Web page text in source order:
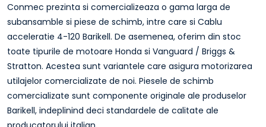
Conmec prezinta si comercializeaza o gama larga de
subansamble si piese de schimb, intre care si Cablu
acceleratie 4-120 Barikell. De asemenea, oferim din stoc
toate tipurile de motoare Honda si Vanguard / Briggs &
Stratton. Acestea sunt variantele care asigura motorizarea
utilajelor comercializate de noi. Piesele de schimb
comercializate sunt componente originale ale produselor
Barikell, indeplinind deci standardele de calitate ale